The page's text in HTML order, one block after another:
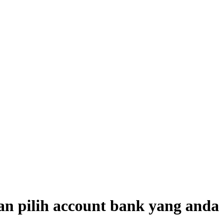
pilih account bank yang